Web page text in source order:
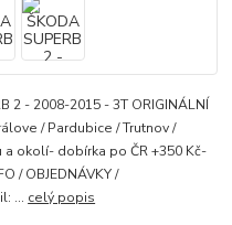
2 - 2008-2015 - 3T ORIGINÁLNÍ
/ Pardubice / Trutnov /
a okolí- dobírka po ČR +350 Kč-
/ OBJEDNÁVKY /
... celý popis